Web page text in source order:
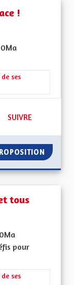
!
ses
49 ABONNÉS
SUIVRE
tous
pour
ses